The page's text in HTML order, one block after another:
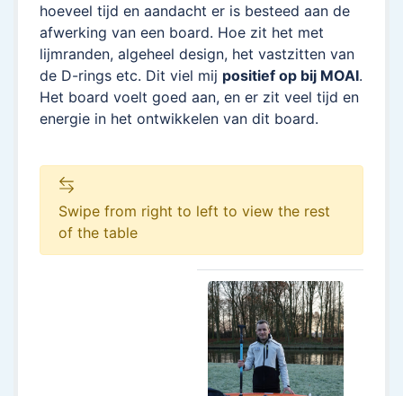
hoeveel tijd en aandacht er is besteed aan de
afwerking van een board. Hoe zit het met
lijmranden, algeheel design, het vastzitten van
de D-rings etc. Dit viel mij positief op bij MOAI.
Het board voelt goed aan, en er zit veel tijd en
energie in het ontwikkelen van dit board.
Swipe from right to left to view the rest
of the table